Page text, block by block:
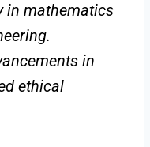
in mathematics
in
ethical